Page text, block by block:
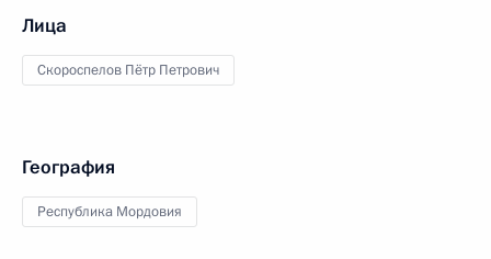
Лица
Скороспелов Пётр Петрович
География
Республика Мордовия